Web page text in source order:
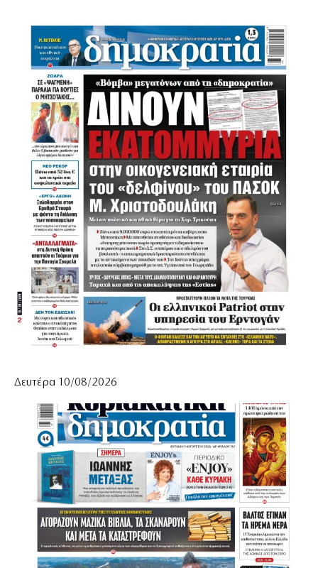
Δευτέρα 10/08/2026